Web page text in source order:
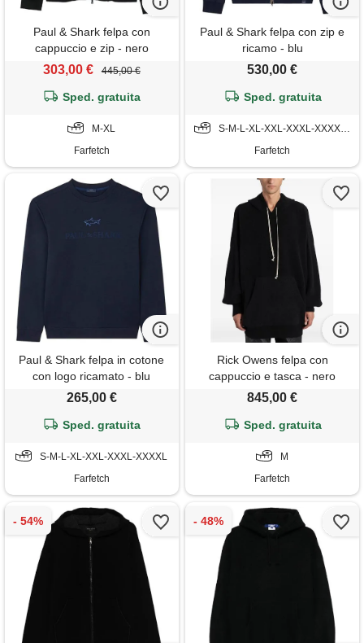
Paul & Shark felpa con
cappuccio e zip - nero
303,00 € 445,00 €
Sped. gratuita
M-XL
Farfetch
Paul & Shark felpa con zip e
ricamo - blu
530,00 €
Sped. gratuita
S-M-L-XL-XXL-XXXL-XXXXL-5XL
Farfetch
Paul & Shark felpa in cotone
con logo ricamato - blu
265,00 €
Sped. gratuita
S-M-L-XL-XXL-XXXL-XXXXL
Farfetch
Rick Owens felpa con
cappuccio e tasca - nero
845,00 €
Sped. gratuita
M
Farfetch